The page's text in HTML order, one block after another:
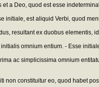
a Deo, quod est esse
initiale, est aliquid Verbi, quod
resultant ex duobus elementis,
omnium entium. - Esse
ac simplicissima omnium
non constituitur eo, quod habet